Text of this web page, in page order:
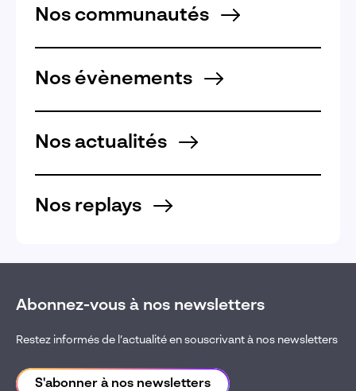
Nos communautés
Nos évènements
Nos actualités
Nos replays
Abonnez-vous à nos newsletters
Restez informés de l’actualité en souscrivant à nos newsletters
S'abonner à nos newsletters